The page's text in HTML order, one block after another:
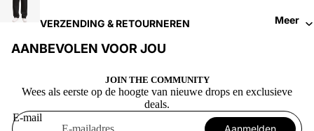
Meer
VERZENDING & RETOURNEREN
AANBEVOLEN VOOR JOU
JOIN THE COMMUNITY
Wees als eerste op de hoogte van nieuwe drops en exclusieve
deals.
E-mail